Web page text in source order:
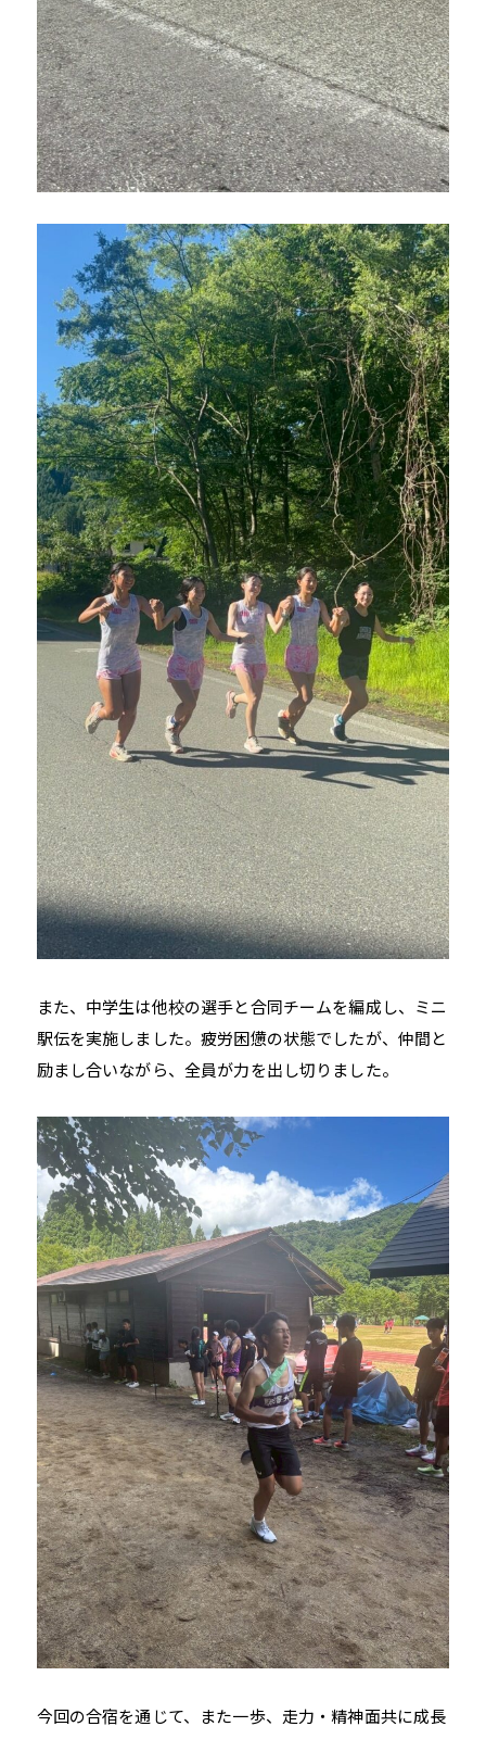
また、中学生は他校の選手と合同チームを編成し、ミニ
駅伝を実施しました。疲労困憊の状態でしたが、仲間と
励まし合いながら、全員が力を出し切りました。
今回の合宿を通じて、また一歩、走力・精神面共に成長